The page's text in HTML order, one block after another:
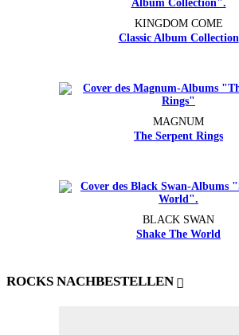
KINGDOM COME
Classic Album Collection
MAGNUM
The Serpent Rings
BLACK SWAN
Shake The World
ROCKS NACHBESTELLEN